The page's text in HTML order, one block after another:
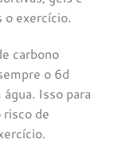
o exercício.
carbono
o 6d
Isso para
risco de